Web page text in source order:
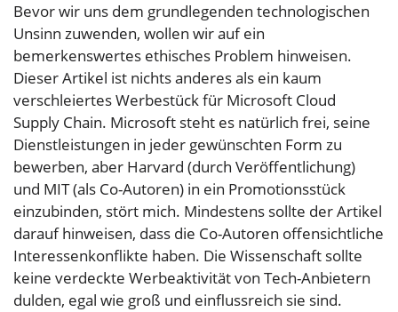
Bevor wir uns dem grundlegenden technologischen
Unsinn zuwenden, wollen wir auf ein
bemerkenswertes ethisches Problem hinweisen.
Dieser Artikel ist nichts anderes als ein kaum
verschleiertes Werbestück für Microsoft Cloud
Supply Chain. Microsoft steht es natürlich frei, seine
Dienstleistungen in jeder gewünschten Form zu
bewerben, aber Harvard (durch Veröffentlichung)
und MIT (als Co-Autoren) in ein Promotionsstück
einzubinden, stört mich. Mindestens sollte der Artikel
darauf hinweisen, dass die Co-Autoren offensichtliche
Interessenkonflikte haben. Die Wissenschaft sollte
keine verdeckte Werbeaktivität von Tech-Anbietern
dulden, egal wie groß und einflussreich sie sind.